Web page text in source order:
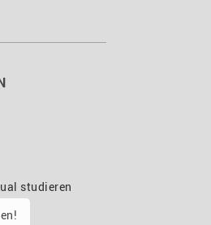
studieren